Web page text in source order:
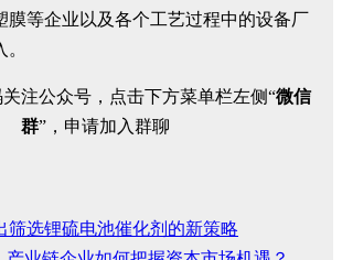
膜等企业以及各个工艺过程中的设备厂
。
注公众号，点击下方菜单栏左侧“微信
群”，申请加入群聊
筛选锂硫电池催化剂的新策略